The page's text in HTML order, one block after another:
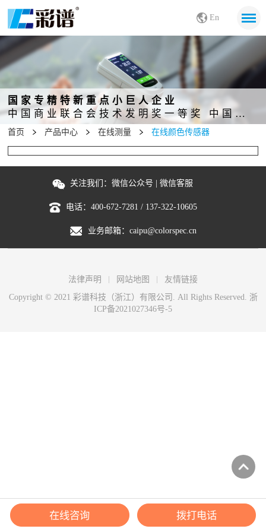
En
国家专精特新重点小巨人企业
中国商业联合会技术发明奖一等奖 中国发明创业奖成果奖二等奖
首页 产品中心 在线测量 在线颜色传感器
关注我们： 微信公众号 | 微信客服
电话： 400-672-7281 / 137-322-10605
业务邮箱： caipu@colorspec.cn
法律声明 网站地图
友情链接
Copyright © 2021 彩谱科技（浙江）有限公司. All Rights Reserved. 浙
ICP备2021027346号-5
在线咨询 拨打电话